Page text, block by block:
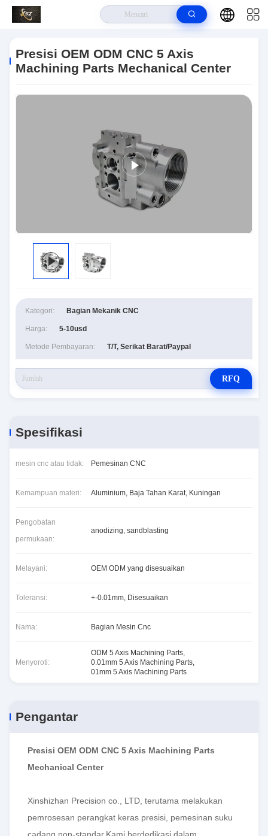
Axis Machining Parts Mechanical Center
Presisi OEM ODM CNC 5 Axis
Machining Parts Mechanical Center
Kategori: Bagian Mekanik CNC
Harga: 5-10usd
Metode Pembayaran: T/T, Serikat Barat/Paypal
RFQ
Spesifikasi
mesin cnc atau tidak: Pemesinan CNC
Kemampuan materi: Aluminium, Baja Tahan Karat, Kuningan
Pengobatan
permukaan:
anodizing, sandblasting
Melayani: OEM ODM yang disesuaikan
Toleransi: +-0.01mm, Disesuaikan
Nama: Bagian Mesin Cnc
Menyoroti:
ODM 5 Axis Machining Parts,
0.01mm 5 Axis Machining Parts,
01mm 5 Axis Machining Parts
Pengantar
Presisi OEM ODM CNC 5 Axis Machining Parts
Mechanical Center
Xinshizhan Precision co., LTD, terutama melakukan
pemrosesan perangkat keras presisi, pemesinan suku